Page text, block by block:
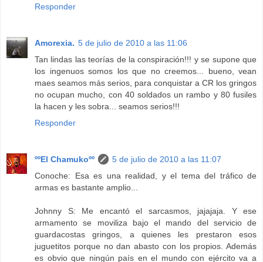
Responder
Amorexia. 5 de julio de 2010 a las 11:06
Tan lindas las teorías de la conspiración!!! y se supone que
los ingenuos somos los que no creemos... bueno, vean
maes seamos más serios, para conquistar a CR los gringos
no ocupan mucho, con 40 soldados un rambo y 80 fusiles
la hacen y les sobra... seamos serios!!!
Responder
ººEl Chamukoºº
5 de julio de 2010 a las 11:07
Conoche: Esa es una realidad, y el tema del tráfico de
armas es bastante amplio...
Johnny S: Me encantó el sarcasmos, jajajaja. Y ese
armamento se moviliza bajo el mando del servicio de
guardacostas gringos, a quienes les prestaron esos
juguetitos porque no dan abasto con los propios. Además
es obvio que ningún país en el mundo con ejército va a